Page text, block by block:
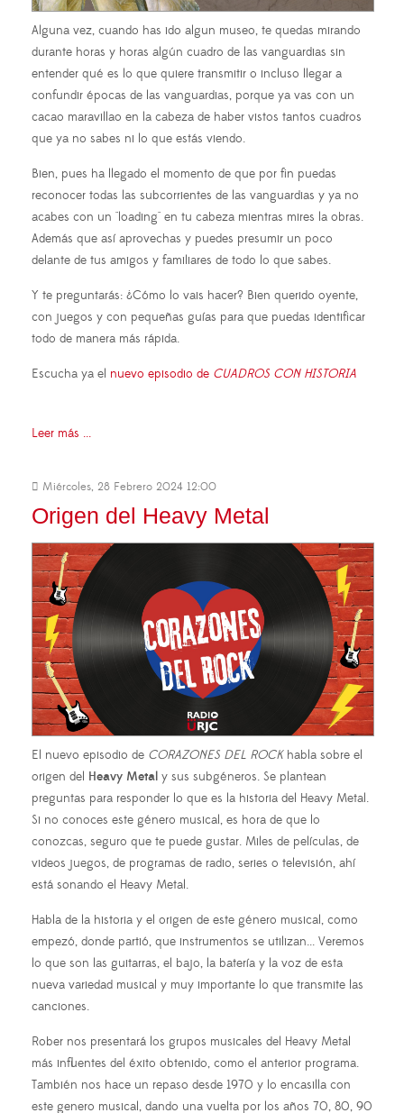
Alguna vez, cuando has ido algun museo, te quedas mirando
durante horas y horas algún cuadro de las vanguardias sin
entender qué es lo que quiere transmitir o incluso llegar a
confundir épocas de las vanguardias, porque ya vas con un
cacao maravillao en la cabeza de haber vistos tantos cuadros
que ya no sabes ni lo que estás viendo.
Bien, pues ha llegado el momento de que por fin puedas
reconocer todas las subcorrientes de las vanguardias y ya no
acabes con un "loading" en tu cabeza mientras mires la obras.
Además que así aprovechas y puedes presumir un poco
delante de tus amigos y familiares de todo lo que sabes.
Y te preguntarás: ¿Cómo lo vais hacer? Bien querido oyente,
con juegos y con pequeñas guías para que puedas identificar
todo de manera más rápida.
Escucha ya el nuevo episodio de CUADROS CON HISTORIA
Leer más ...
Miércoles, 28 Febrero 2024 12:00
Origen del Heavy Metal
El nuevo episodio de CORAZONES DEL ROCK habla sobre el
origen del Heavy Metal y sus subgéneros. Se plantean
preguntas para responder lo que es la historia del Heavy Metal.
Si no conoces este género musical, es hora de que lo
conozcas, seguro que te puede gustar. Miles de películas, de
videos juegos, de programas de radio, series o televisión, ahí
está sonando el Heavy Metal.
Habla de la historia y el origen de este género musical, como
empezó, donde partió, que instrumentos se utilizan... Veremos
lo que son las guitarras, el bajo, la batería y la voz de esta
nueva variedad musical y muy importante lo que transmite las
canciones.
Rober nos presentará los grupos musicales del Heavy Metal
más influentes del éxito obtenido, como el anterior programa.
También nos hace un repaso desde 1970 y lo encasilla con
este genero musical, dando una vuelta por los años 70, 80, 90